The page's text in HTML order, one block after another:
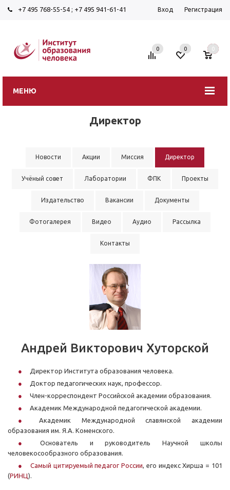
+7 495 768-55-54 ; +7 495 941-61-41 Вход Регистрация
МЕНЮ
0 0 0
Директор
Новости Акции Миссия Директор
Учёный совет Лаборатории ФПК Проекты
Издательство Вакансии Документы
Фотогалерея Видео Аудио Рассылка
Контакты
Андрей Викторович Хуторской
Директор Института образования человека.
Доктор педагогических наук, профессор.
Член-корреспондент Российской академии образования.
Академик Международной педагогической академии.
Академик Международной славянской академии
образования им. Я.А. Коменского.
Основатель и руководитель Научной школы
человекосообразного образования.
Самый цитируемый педагог России, его индекс Хирша = 101
(РИНЦ).